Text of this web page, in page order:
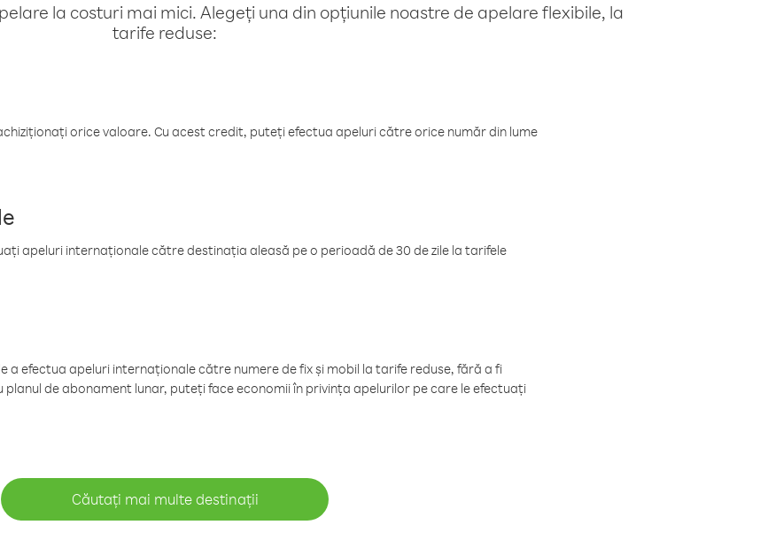
la costuri mai mici. Alegeți una din opțiunile noastre de apelare flexibile, la
tarife reduse:
orice valoare. Cu acest credit, puteți efectua apeluri către orice număr din lume
apeluri internaționale către destinația aleasă pe o perioadă de 30 de zile la tarifele
a efectua apeluri internaționale către numere de fix și mobil la tarife reduse, fără a fi
planul de abonament lunar, puteți face economii în privința apelurilor pe care le efectuați
Căutați mai multe destinații